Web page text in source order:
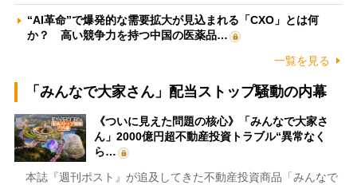
“AI革命”で爆発的な需要拡大が見込まれる「CXO」とは何
か？ 高い競争力を持つ中国の医薬品…
一覧を見る
「みんなで大家さん」配当ストップ騒動の内幕
《ついに見えた問題の核心》「みんなで大家さ
ん」2000億円超不動産投資トラブル“異常なく
ら…
本誌『週刊ポスト』が追及してきた不動産投資商品「みんなで